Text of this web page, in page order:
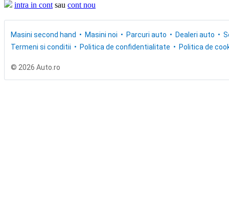
intra in cont sau cont nou
Masini second hand Masini noi Parcuri auto Dealeri auto
Termeni si conditii
Politica de confidentialitate Politica de
© 2026 Auto.ro